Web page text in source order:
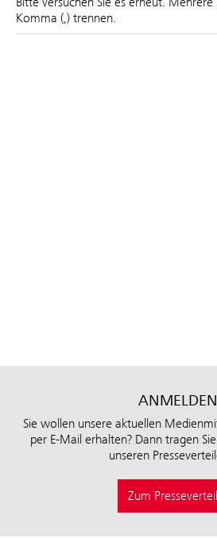
Komma (,) trennen.
ANMELDEN
Sie wollen unsere aktuellen
per E-Mail erhalten? Dann tragen
unseren
Zum